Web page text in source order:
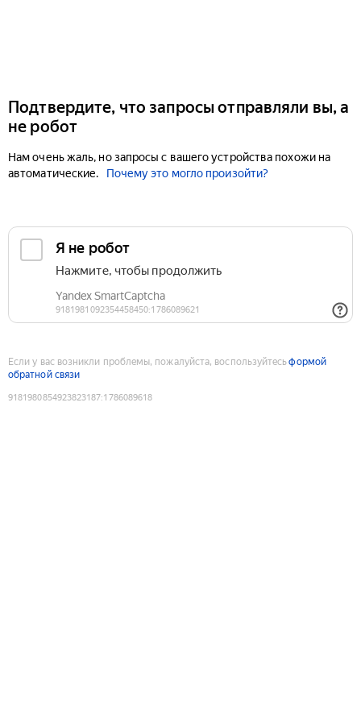
Подтвердите, что запросы отправляли вы, а
не робот
Нам очень жаль, но запросы с вашего устройства похожи на
автоматические.
Почему это могло произойти?
Если у вас возникли проблемы, пожалуйста, воспользуйтесьформой
обратной связи
9181980854923823187:1786089618